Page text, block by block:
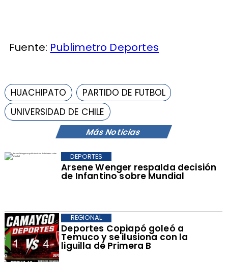
Más Noticias
Arsene Wenger respalda decisión
de Infantino sobre Mundial
DEPORTES
Deportes Copiapó goleó a
Temuco y se ilusiona con la
liguilla de Primera B
REGIONAL
Fuente: Publimetro Deportes
HUACHIPATO
PARTIDO DE FUTBOL
UNIVERSIDAD DE CHILE